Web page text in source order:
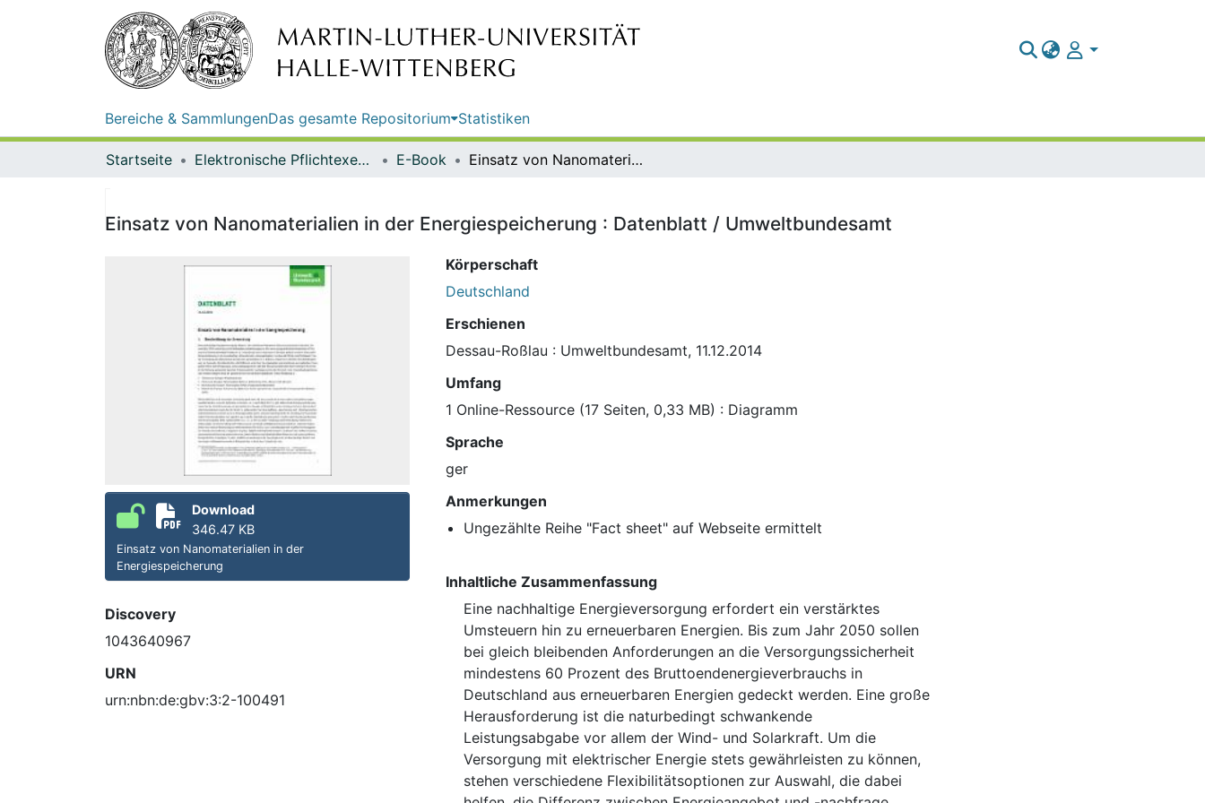
Bereiche & SammlungenDas gesamte Repositorium Statistiken
Startseite Elektronische Pflichtexemplare E-Book Einsatz von Nanomaterialien in der Energiespeicherung : Datenblatt / Umweltbundesamt
Einsatz von Nanomaterialien in der Energiespeicherung : Datenblatt / Umweltbundesamt
Download
346.47 KB
Einsatz von Nanomaterialien in der
Energiespeicherung
Discovery
1043640967
URN
urn:nbn:de:gbv:3:2-100491
Körperschaft
Deutschland
Erschienen
Dessau-Roßlau : Umweltbundesamt, 11.12.2014
Umfang
1 Online-Ressource (17 Seiten, 0,33 MB) : Diagramm
Sprache
ger
Anmerkungen
Ungezählte Reihe "Fact sheet" auf Webseite ermittelt
Inhaltliche Zusammenfassung
Eine nachhaltige Energieversorgung erfordert ein verstärktes
Umsteuern hin zu erneuerbaren Energien. Bis zum Jahr 2050 sollen
bei gleich bleibenden Anforderungen an die Versorgungssicherheit
mindestens 60 Prozent des Bruttoendenergieverbrauchs in
Deutschland aus erneuerbaren Energien gedeckt werden. Eine große
Herausforderung ist die naturbedingt schwankende
Leistungsabgabe vor allem der Wind- und Solarkraft. Um die
Versorgung mit elektrischer Energie stets gewährleisten zu können,
stehen verschiedene Flexibilitätsoptionen zur Auswahl, die dabei